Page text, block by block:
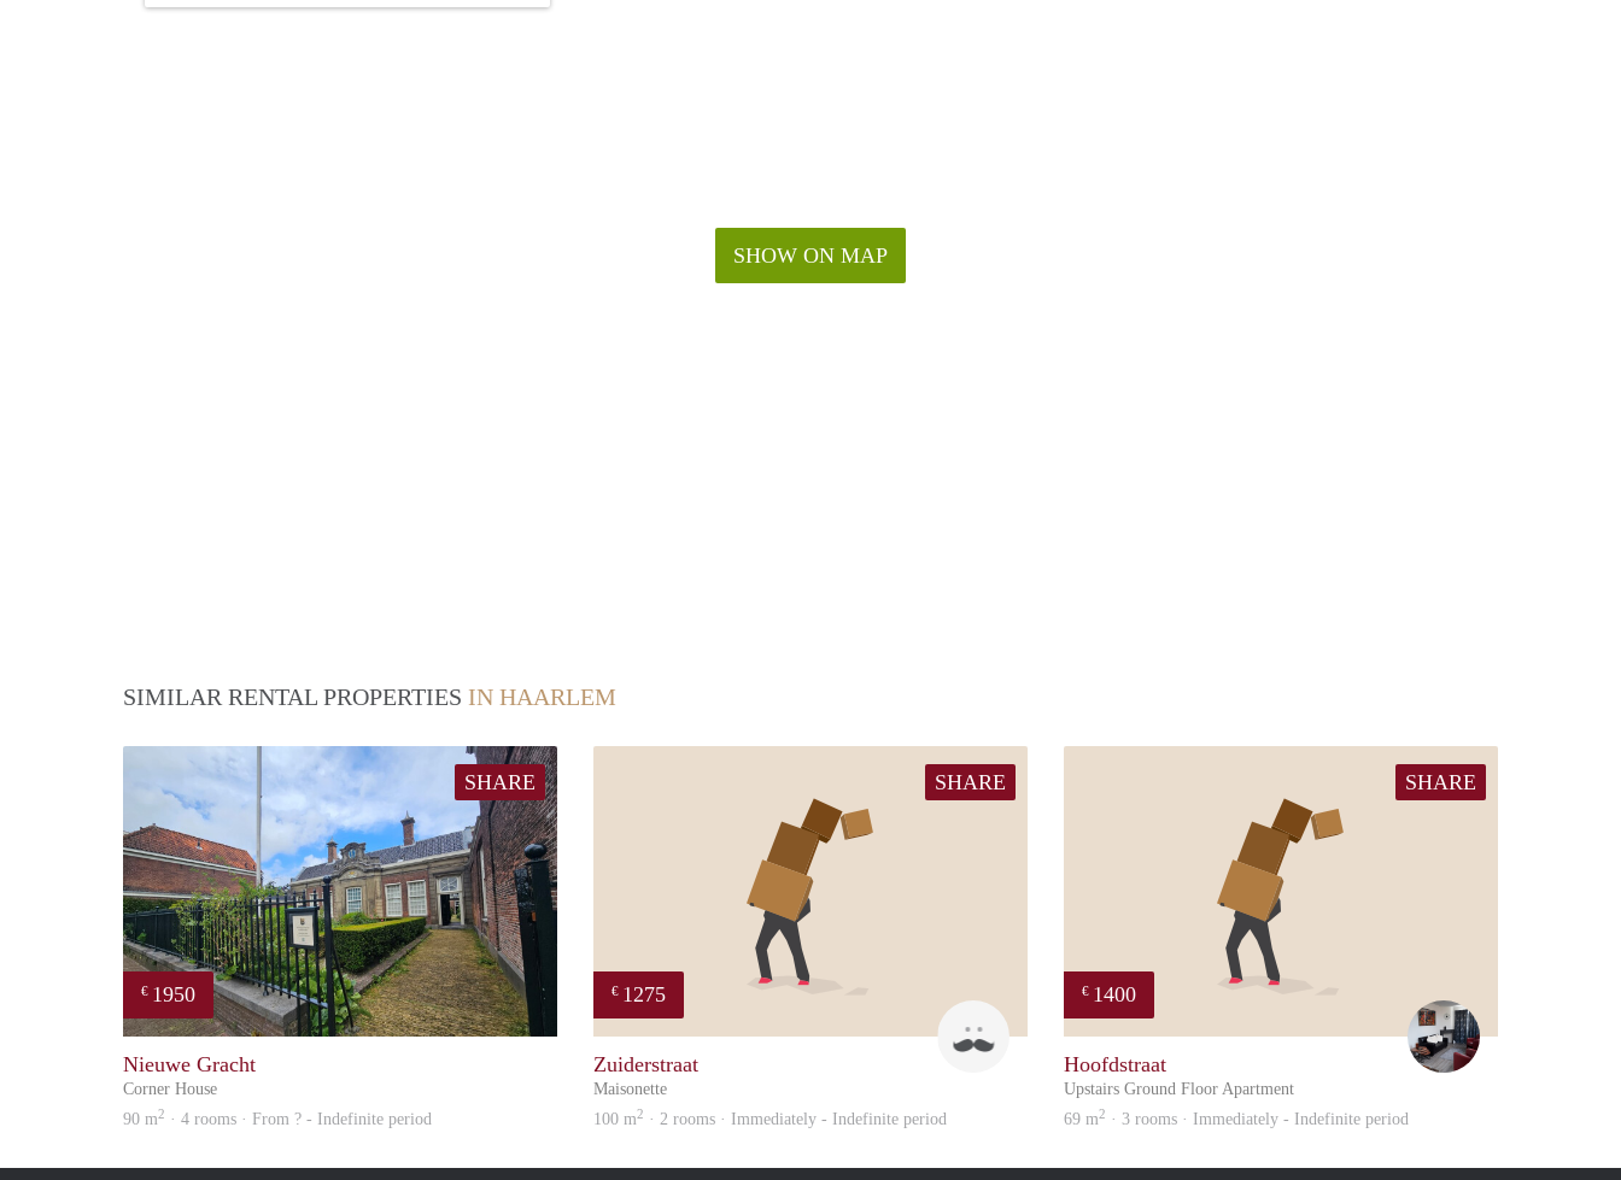
SHOW ON MAP
SIMILAR RENTAL PROPERTIES IN HAARLEM
SHARE
€ 1950
Nieuwe Gracht
Corner House
90 m2 · 4 rooms · From ? - Indefinite period
SHARE
€ 1275
Zuiderstraat
Maisonette
100 m2 · 2 rooms · Immediately - Indefinite period
SHARE
€ 1400
Hoofdstraat
Upstairs Ground Floor Apartment
69 m2 · 3 rooms · Immediately - Indefinite period